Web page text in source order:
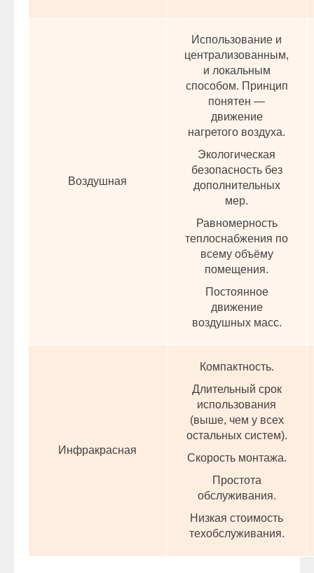
Воздушная
Использование и
централизованным,
и локальным
способом. Принцип
понятен —
движение
нагретого воздуха.
Экологическая
безопасность без
дополнительных
мер.
Равномерность
теплоснабжения по
всему объёму
помещения.
Постоянное
движение
воздушных масс.
Инфракрасная
Компактность.
Длительный срок
использования
(выше, чем у всех
остальных систем).
Скорость монтажа.
Простота
обслуживания.
Низкая стоимость
техобслуживания.